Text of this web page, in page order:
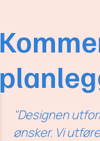
"Designen
ønsker. Vi